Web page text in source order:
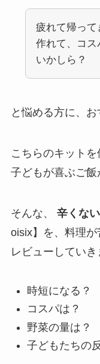
疲れて帰って
作れて、コス
いかしら？
と悩める方に、お
こちらのキットを
子どもが喜ぶご飯
そんな、 辛くな
oisix】を、料理
レビューしていき
時短になる？
コスパは？
野菜の量は？
子どもたちの